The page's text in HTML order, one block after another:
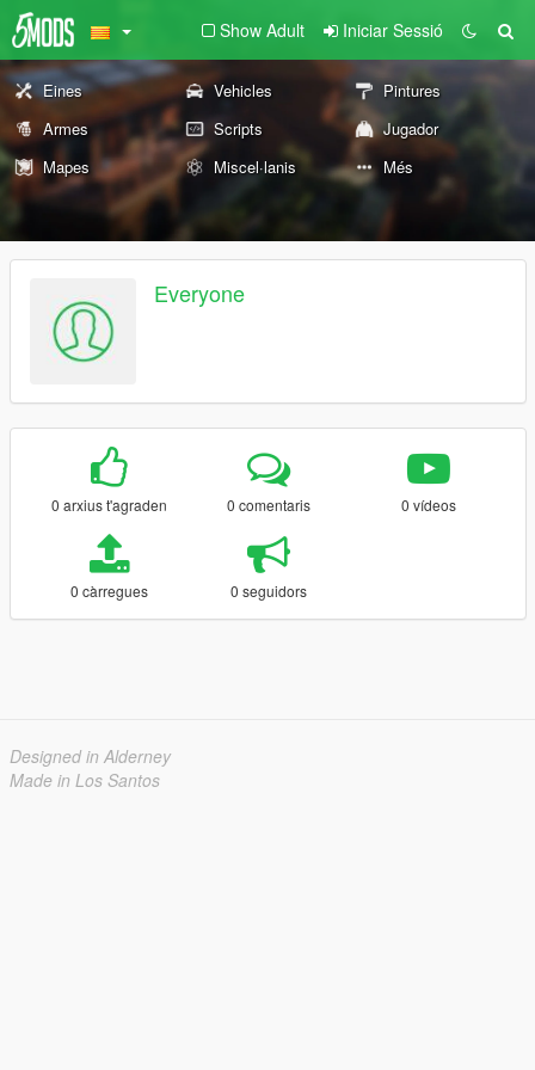
Show Adult Iniciar Sessió
Eines Vehicles
Pintures
Armes
Scripts
Jugador
Mapes
Miscel·lanis Més
Everyone
0 arxius t'agraden 0 comentaris 0 vídeos
0 càrregues 0 seguidors
Designed in Alderney
Made in Los Santos